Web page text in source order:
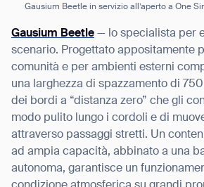
Gausium Beetle in servizio all’aperto a One
Gausium Beetle — lo specialista per
scenario. Progettato appositamente
comunità e per ambienti esterni
una larghezza di spazzamento di
dei bordi a “distanza zero” che gli
modo pulito lungo i cordoli e di
attraverso passaggi stretti. Un
ad ampia capacità, abbinato a una
autonoma, garantisce un